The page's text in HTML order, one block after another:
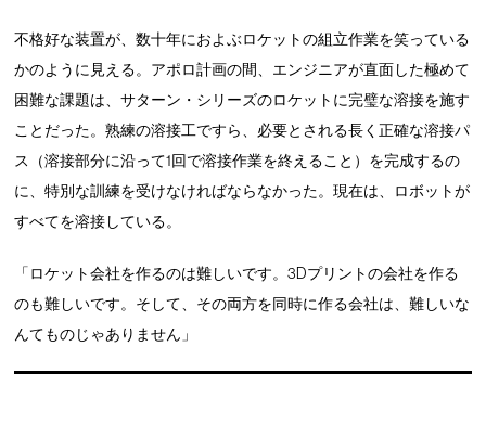
不格好な装置が、数十年におよぶロケットの組立作業を笑っている
かのように見える。アポロ計画の間、エンジニアが直面した極めて
困難な課題は、サターン・シリーズのロケットに完璧な溶接を施す
ことだった。熟練の溶接工ですら、必要とされる長く正確な溶接パ
ス（溶接部分に沿って1回で溶接作業を終えること）を完成するの
に、特別な訓練を受けなければならなかった。現在は、ロボットが
すべてを溶接している。
「ロケット会社を作るのは難しいです。3Dプリントの会社を作る
のも難しいです。そして、その両方を同時に作る会社は、難しいな
んてものじゃありません」